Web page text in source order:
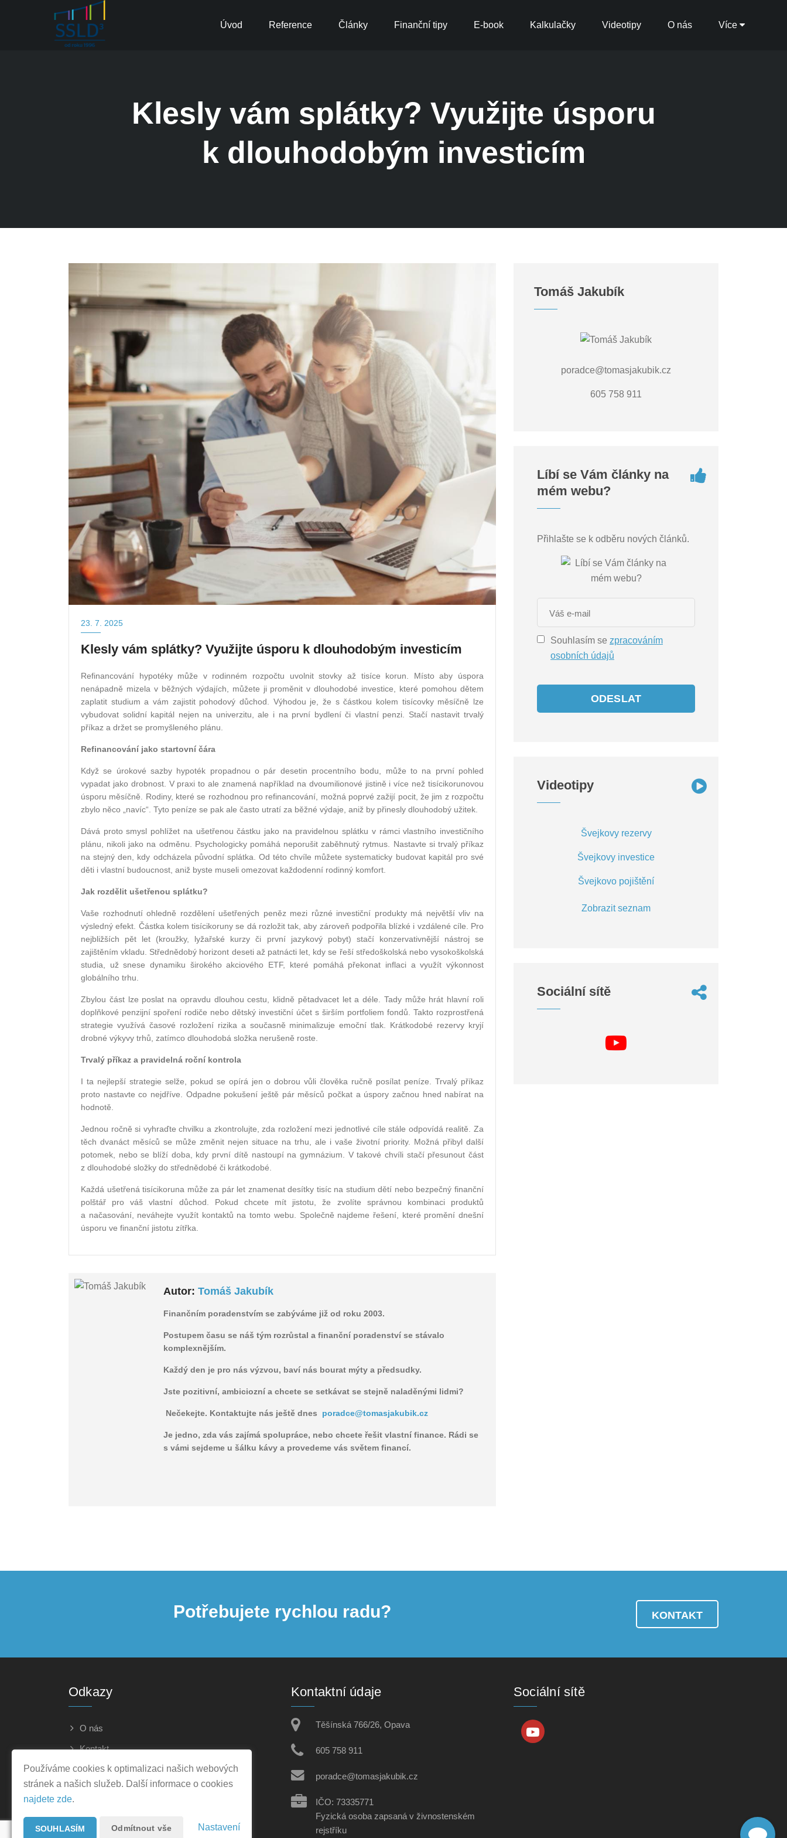
Úvod Reference Články Finanční tipy E-book Kalkulačky Videotipy O nás Více
Klesly vám splátky? Využijte úsporu
k dlouhodobým investicím
23. 7. 2025
Klesly vám splátky? Využijte úsporu k dlouhodobým investicím
Refinancování hypotéky může v rodinném rozpočtu uvolnit stovky až tisíce korun. Místo aby úspora
nenápadně mizela v běžných výdajích, můžete ji proměnit v dlouhodobé investice, které pomohou dětem
zaplatit studium a vám zajistit pohodový důchod. Výhodou je, že s částkou kolem tisícovky měsíčně lze
vybudovat solidní kapitál nejen na univerzitu, ale i na první bydlení či vlastní penzi. Stačí nastavit trvalý
příkaz a držet se promyšleného plánu.
Refinancování jako startovní čára
Když se úrokové sazby hypoték propadnou o pár desetin procentního bodu, může to na první pohled
vypadat jako drobnost. V praxi to ale znamená například na dvoumilionové jistině i více než tisícikorunovou
úsporu měsíčně. Rodiny, které se rozhodnou pro refinancování, možná poprvé zažijí pocit, že jim z rozpočtu
zbylo něco „navíc“. Tyto peníze se pak ale často utratí za běžné výdaje, aniž by přinesly dlouhodobý užitek.
Dává proto smysl pohlížet na ušetřenou částku jako na pravidelnou splátku v rámci vlastního investičního
plánu, nikoli jako na odměnu. Psychologicky pomáhá neporušit zaběhnutý rytmus. Nastavte si trvalý příkaz
na stejný den, kdy odcházela původní splátka. Od této chvíle můžete systematicky budovat kapitál pro své
děti i vlastní budoucnost, aniž byste museli omezovat každodenní rodinný komfort.
Jak rozdělit ušetřenou splátku?
Vaše rozhodnutí ohledně rozdělení ušetřených peněz mezi různé investiční produkty má největší vliv na
výsledný efekt. Částka kolem tisícikoruny se dá rozložit tak, aby zároveň podpořila blízké i vzdálené cíle. Pro
nejbližších pět let (kroužky, lyžařské kurzy či první jazykový pobyt) stačí konzervativnější nástroj se
zajištěním vkladu. Střednědobý horizont deseti až patnácti let, kdy se řeší středoškolská nebo vysokoškolská
studia, už snese dynamiku širokého akciového ETF, které pomáhá překonat inflaci a využít výkonnost
globálního trhu.
Zbylou část lze poslat na opravdu dlouhou cestu, klidně pětadvacet let a déle. Tady může hrát hlavní roli
doplňkové penzijní spoření rodiče nebo dětský investiční účet s širším portfoliem fondů. Takto rozprostřená
strategie využívá časové rozložení rizika a současně minimalizuje emoční tlak. Krátkodobé rezervy kryjí
drobné výkyvy trhů, zatímco dlouhodobá složka nerušeně roste.
Trvalý příkaz a pravidelná roční kontrola
I ta nejlepší strategie selže, pokud se opírá jen o dobrou vůli člověka ručně posílat peníze. Trvalý příkaz
proto nastavte co nejdříve. Odpadne pokušení ještě pár měsíců počkat a úspory začnou hned nabírat na
hodnotě.
Jednou ročně si vyhraďte chvilku a zkontrolujte, zda rozložení mezi jednotlivé cíle stále odpovídá realitě. Za
těch dvanáct měsíců se může změnit nejen situace na trhu, ale i vaše životní priority. Možná přibyl další
potomek, nebo se blíží doba, kdy první dítě nastoupí na gymnázium. V takové chvíli stačí přesunout část
z dlouhodobé složky do střednědobé či krátkodobé.
Každá ušetřená tisícikoruna může za pár let znamenat desítky tisíc na studium dětí nebo bezpečný finanční
polštář pro váš vlastní důchod. Pokud chcete mít jistotu, že zvolíte správnou kombinaci produktů
a načasování, neváhejte využít kontaktů na tomto webu. Společně najdeme řešení, které promění dnešní
úsporu ve finanční jistotu zítřka.
Autor: Tomáš Jakubík
Finančním poradenstvím se zabýváme již od roku 2003.
Postupem času se náš tým rozrůstal a finanční poradenství se stávalo
komplexnějším.
Každý den je pro nás výzvou, baví nás bourat mýty a předsudky.
Jste pozitivní, ambiciozní a chcete se setkávat se stejně naladěnými lidmi?
Nečekejte. Kontaktujte nás ještě dnes poradce@tomasjakubik.cz
Je jedno, zda vás zajímá spolupráce, nebo chcete řešit vlastní finance. Rádi se
s vámi sejdeme u šálku kávy a provedeme vás světem financí.
Tomáš Jakubík
poradce@tomasjakubik.cz
605 758 911
Líbí se Vám články na
mém webu?
Přihlašte se k odběru nových článků.
Souhlasím se zpracováním
osobních údajů
ODESLAT
Videotipy
Švejkovy rezervy
Švejkovy investice
Švejkovo pojištění
Zobrazit seznam
Sociální sítě
Potřebujete rychlou radu? KONTAKT
Odkazy
O nás
Kontakt
Ochrana osobních údajů
Kontaktní údaje
Těšínská 766/26, Opava
605 758 911
poradce@tomasjakubik.cz
IČO: 73335771
Fyzická osoba zapsaná v živnostenském
rejstříku
Sociální sítě
Používáme cookies k optimalizaci našich webových
stránek a našich služeb. Další informace o cookies
najdete zde.
SOUHLASÍM Odmítnout vše Nastavení